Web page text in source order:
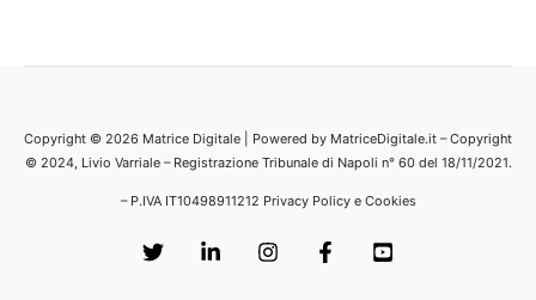
Copyright © 2026 Matrice Digitale | Powered by MatriceDigitale.it – Copyright
© 2024, Livio Varriale – Registrazione Tribunale di Napoli n° 60 del 18/11/2021.
– P.IVA IT10498911212 Privacy Policy e Cookies